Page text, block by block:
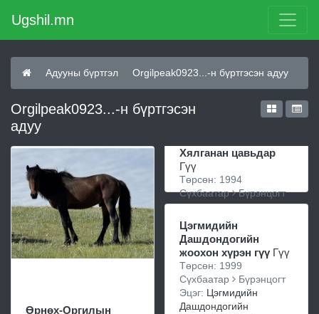
Ugshil.mn
Адууны бүртгэл Orgilpeak0923...-н бүртгэсэн адуу
Orgilpeak0923...-н бүртгэсэн
адуу
Өрнөх-Оргилын
Хялганан цавьдар
Гүү
Төрсөн: 1994
Сүхбаатар Бүрэнцогт
Цэгмидийн
Дашдондогийн
жоохон хүрэн гүү Гүү
Төрсөн: 1999
Сүхбаатар
Бүрэнцогт
Эцэг: Цэгмидийн
Дашдондогийн